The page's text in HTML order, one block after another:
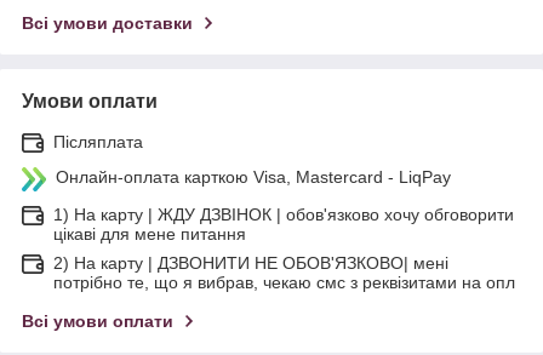
Всі умови доставки
Умови оплати
Післяплата
Онлайн-оплата карткою Visa, Mastercard - LiqPay
1) На карту | ЖДУ ДЗВІНОК | обов'язково хочу обговорити
цікаві для мене питання
2) На карту | ДЗВОНИТИ НЕ ОБОВ'ЯЗКОВО| мені
потрібно те, що я вибрав, чекаю смс з реквізитами на опл
Всі умови оплати